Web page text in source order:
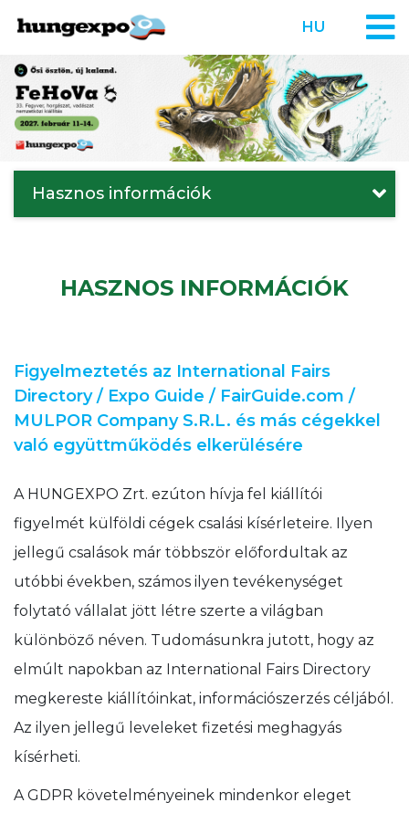
HU
Hasznos információk
HASZNOS INFORMÁCIÓK
Figyelmeztetés az International Fairs
Directory / Expo Guide / FairGuide.com /
MULPOR Company S.R.L. és más cégekkel
való együttműködés elkerülésére
A HUNGEXPO Zrt. ezúton hívja fel kiállítói
figyelmét külföldi cégek csalási kísérleteire. Ilyen
jellegű csalások már többször előfordultak az
utóbbi években, számos ilyen tevékenységet
folytató vállalat jött létre szerte a világban
különböző néven. Tudomásunkra jutott, hogy az
elmúlt napokban az International Fairs Directory
megkereste kiállítóinkat, információszerzés céljából.
Az ilyen jellegű leveleket fizetési meghagyás
kísérheti.
A GDPR követelményeinek mindenkor eleget